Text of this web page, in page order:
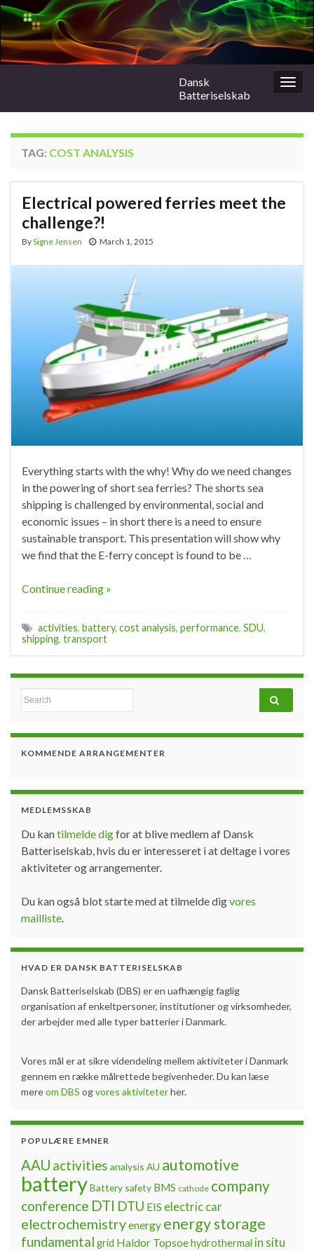
Dansk
Batteriselskab
TAG: COST ANALYSIS
Electrical powered ferries meet the
challenge?!
BySigne Jensen March 1, 2015
Everything starts with the why! Why do we need changes
in the powering of short sea ferries? The shorts sea
shipping is challenged by environmental, social and
economic issues – in short there is a need to ensure
sustainable transport. This presentation will show why
we find that the E-ferry concept is found to be …
Continue reading »
activities, battery, cost analysis, performance, SDU,
shipping, transport
Search for:
KOMMENDE ARRANGEMENTER
MEDLEMSSKAB
Du kantilmelde digfor at blive medlem af Dansk
Batteriselskab, hvis du er interesseret i at deltage i vores
aktiviteter og arrangementer.
Du kan også blot starte med at tilmelde digvores
mailliste.
HVAD ER DANSK BATTERISELSKAB
Dansk Batteriselskab (DBS) er en uafhængig faglig
organisation af enkeltpersoner, institutioner og virksomheder,
der arbejder med alle typer batterier i Danmark.
Vores mål er at sikre videndeling mellem aktiviteter i Danmark
gennem en række målrettede begivenheder. Du kan læse
mereom DBS ogvores aktiviteterher.
POPULÆRE EMNER
AAU activities analysis AU automotive
batteryBattery safety BMS cathode company
conference DTI DTU EIS electric car
electrochemistryenergy energy storage
fundamental grid Haldor Topsoehydrothermal in situ